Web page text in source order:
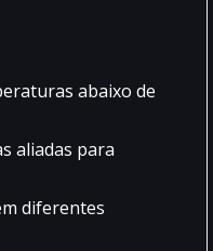
abaixo de
aliadas para
diferentes